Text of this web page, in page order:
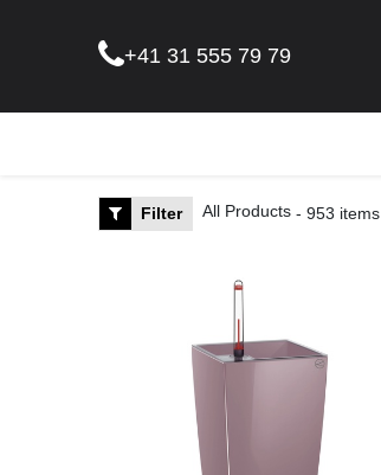
+41 31 555 79 79
Filter All Products - 953 items